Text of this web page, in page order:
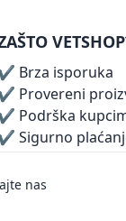
Brza isporuka
Provereni
Podrška
Sigurno
nas